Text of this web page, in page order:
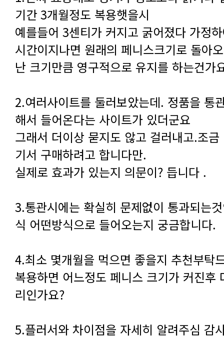
기간 3개월정도 복용햇을시
난 크기만큼 영구적으로 유지를 하는건가
해서 들어온다는 사이트가 있더군요
기서 구매하려고 합니다만.
실제로 효과가 있는지 의문이? 듭니다 .
식 어떤방식으로 들어오는지 궁금합니다.
리인가요?
5.플러서와 차이점을 자세히 알려주심 감